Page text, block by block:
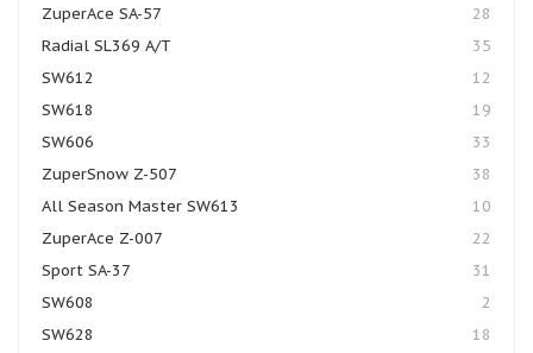
ZuperAce SA-57
28
Radial SL369 A/T
35
SW612
12
SW618
19
SW606
33
ZuperSnow Z-507
38
All Season Master SW613
10
ZuperAce Z-007
22
Sport SA-37
31
SW608
2
SW628
18